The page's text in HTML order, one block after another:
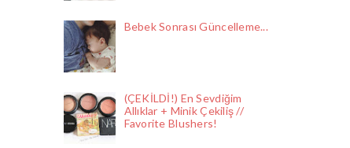
Bebek Sonrası Güncelleme...
(ÇEKİLDİ!) En Sevdiğim
Allıklar + Minik Çekiliş //
Favorite Blushers!